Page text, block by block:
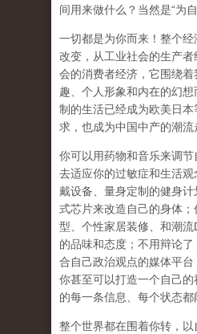
间用来做什么？当然是“为自
一切都是为你而来！整个
改变，从工业社会的生产
会的消费者经济，它围绕
趣、个人形象和内在的幻
制的生活已经成为欧美日
求，也成为中国中产的潮流
你可以用药物和音乐来调
去适应你的过敏症和生活
戴设备、量身定制的健身计
式芯片来改造自己的身体
型、个性家居装修、和潮流
的品味和态度；不用辩论
合自己政治观点的媒体平台
你甚至可以打造一个自己
的每一条信息、每个状态
整个世界都在围着你转，